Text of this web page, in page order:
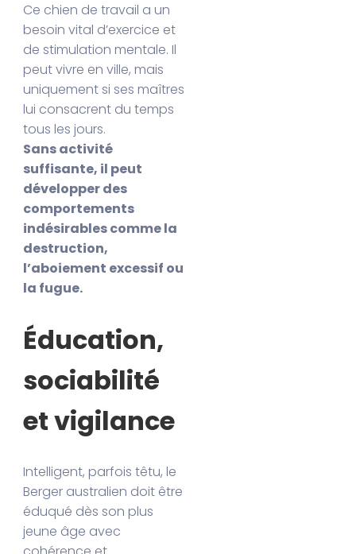
Ce chien de travail a un
besoin vital d’exercice et
de stimulation mentale. Il
peut vivre en ville, mais
uniquement si ses maîtres
lui consacrent du temps
tous les jours.
Sans activité
suffisante, il peut
développer des
comportements
indésirables comme la
destruction,
l’aboiement excessif ou
la fugue.
Éducation,
sociabilité
et vigilance
Intelligent, parfois têtu, le
Berger australien doit être
éduqué dès son plus
jeune âge avec